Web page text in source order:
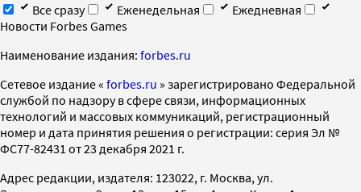
Все сразу
Еженедельная
Ежедневная
Новости Forbes Games
Наименование издания: forbes.ru
Cетевое издание « forbes.ru » зарегистрировано Федеральной
службой по надзору в сфере связи, информационных
технологий и массовых коммуникаций, регистрационный
номер и дата принятия решения о регистрации: серия Эл №
ФС77-82431 от 23 декабря 2021 г.
Адрес редакции, издателя: 123022, г. Москва, ул.